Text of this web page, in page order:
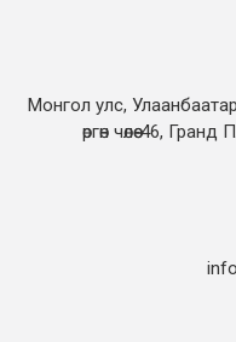
Монгол улс,
өргөн чөлөө-46,